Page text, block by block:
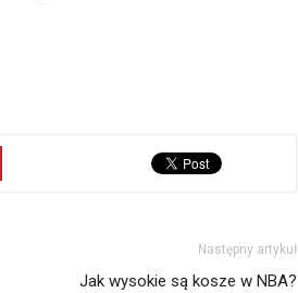
Następny artykuł
Jak wysokie są kosze w NBA?